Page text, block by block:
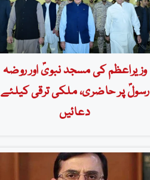
وزیراعظم کی مسجد نبویؐ اور روضہ
رسولؐ پر حاضری، ملکی ترقی کیلئے
دعائیں